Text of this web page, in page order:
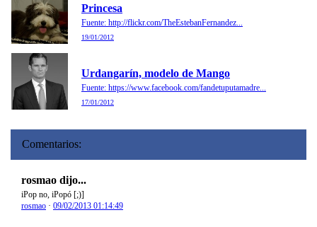
Princesa
Fuente: http://flickr.com/TheEstebanFernandez...
19/01/2012
Urdangarín, modelo de Mango
Fuente: https://www.facebook.com/fandetuputamadre...
17/01/2012
Comentarios:
rosmao dijo...
iPop no, iPopó [;)]
rosmao · 09/02/2013 01:14:49